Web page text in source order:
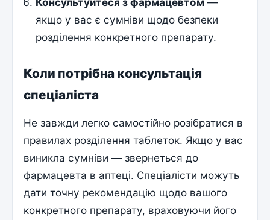
якщо у вас є сумніви щодо безпеки
розділення конкретного препарату.
Коли потрібна консультація
спеціаліста
Не завжди легко самостійно розібратися в
правилах розділення таблеток. Якщо у вас
виникла сумніви — звернеться до
фармацевта в аптеці. Спеціалісти можуть
дати точну рекомендацію щодо вашого
конкретного препарату, враховуючи його